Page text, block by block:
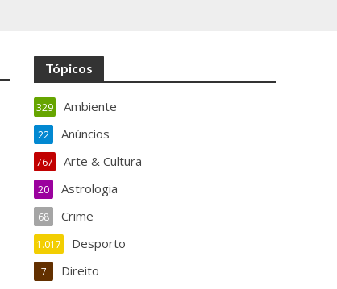
Tópicos
Ambiente
329
Anúncios
22
Arte & Cultura
767
Astrologia
20
Crime
68
Desporto
1.017
Direito
7